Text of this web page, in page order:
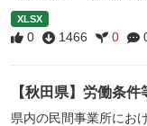
XLSX
0 1466 0
【秋田県】労働条
県内の民間事業所にお